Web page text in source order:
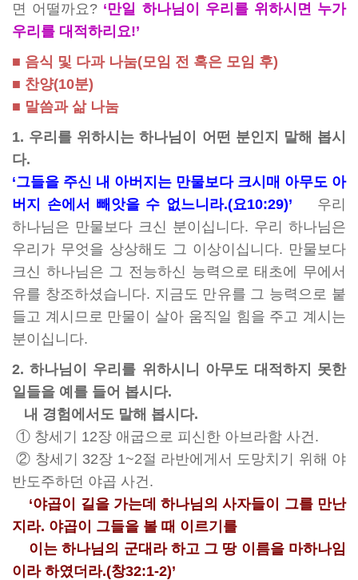
면 어떨까요? ‘만일 하나님이 우리를 위하시면 누가
우리를 대적하리요!’
■ 음식 및 다과 나눔(모임 전 혹은 모임 후)
■ 찬양(10분)
■ 말씀과 삶 나눔
1. 우리를 위하시는 하나님이 어떤 분인지 말해 봅시
다.
‘그들을 주신 내 아버지는 만물보다 크시매 아무도 아
버지 손에서 빼앗을 수 없느니라.(요10:29)’
우리
하나님은 만물보다 크신 분이십니다. 우리 하나님은
우리가 무엇을 상상해도 그 이상이십니다. 만물보다
크신 하나님은 그 전능하신 능력으로 태초에 무에서
유를 창조하셨습니다. 지금도 만유를 그 능력으로 붙
들고 계시므로 만물이 살아 움직일 힘을 주고 계시는
분이십니다.
2. 하나님이 우리를 위하시니 아무도 대적하지 못한
일들을 예를 들어 봅시다.
내 경험에서도 말해 봅시다.
① 창세기 12장 애굽으로 피신한 아브라함 사건.
② 창세기 32장 1~2절 라반에게서 도망치기 위해 야
반도주하던 야곱 사건.
‘야곱이 길을 가는데 하나님의 사자들이 그를 만난
지라. 야곱이 그들을 볼 때 이르기를
이는 하나님의 군대라 하고 그 땅 이름을 마하나임
이라 하였더라.(창32:1-2)’